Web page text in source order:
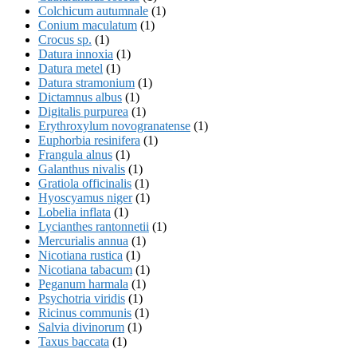
Colchicum autumnale (1)
Conium maculatum (1)
Crocus sp. (1)
Datura innoxia (1)
Datura metel (1)
Datura stramonium (1)
Dictamnus albus (1)
Digitalis purpurea (1)
Erythroxylum novogranatense (1)
Euphorbia resinifera (1)
Frangula alnus (1)
Galanthus nivalis (1)
Gratiola officinalis (1)
Hyoscyamus niger(1)
Lobelia inflata (1)
Lycianthes rantonnetii (1)
Mercurialis annua (1)
Nicotiana rustica (1)
Nicotiana tabacum (1)
Peganum harmala (1)
Psychotria viridis (1)
Ricinus communis (1)
Salvia divinorum (1)
Taxus baccata (1)